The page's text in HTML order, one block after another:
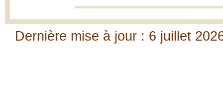
Dernière mise à jour : 6 juillet